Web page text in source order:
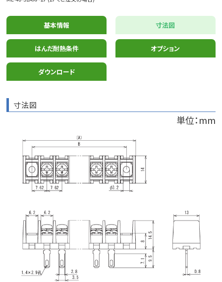
基本情報 寸法図
はんだ耐熱条件 オプション
ダウンロード
寸法図
単位：mm